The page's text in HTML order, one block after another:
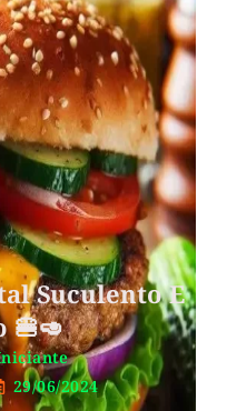
Suculento E
29/06/2024